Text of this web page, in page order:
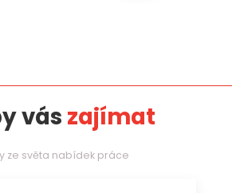
vás zajímat
ze světa nabídek práce